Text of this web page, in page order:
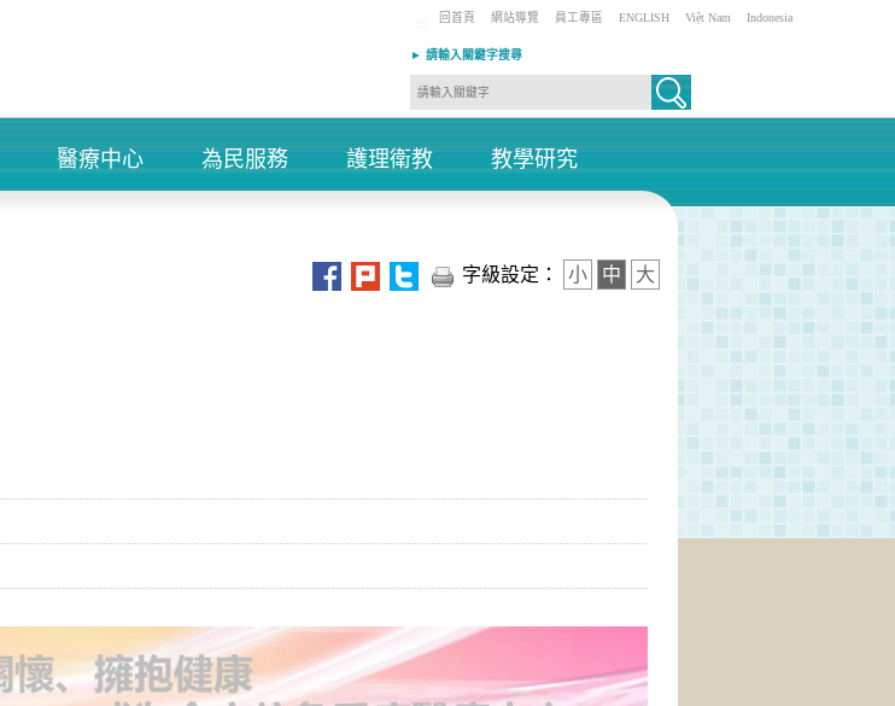
::: 回首頁 網站導覽 員工專區 ENGLISH Việt Nam Indonesia
► 請輸入關鍵字搜尋
+
醫療中心
+
為民服務
+
護理衛教
+
教學研究
字級設定：
小 中 大